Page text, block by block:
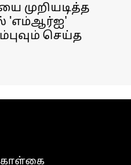
முறியடித்த
'எம்ஆர்ஐ'
செய்த
கொள்கை